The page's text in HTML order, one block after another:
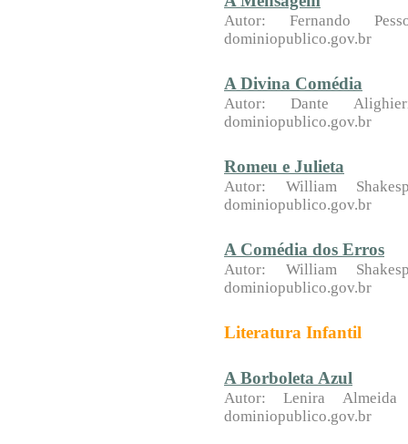
Autor: Fernando
dominiopublico.gov.br
A Divina Comédia
Autor: Dante
dominiopublico.gov.br
Romeu e Julieta
Autor: William
dominiopublico.gov.br
A Comédia dos Erros
Autor: William
dominiopublico.gov.br
Literatura Infantil
A Borboleta Azul
Autor:Lenira Almeida
dominiopublico.gov.br